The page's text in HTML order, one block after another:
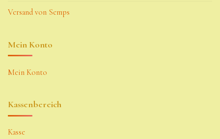
Versand von Semps
Mein Konto
Mein Konto
Kassenbereich
Kasse